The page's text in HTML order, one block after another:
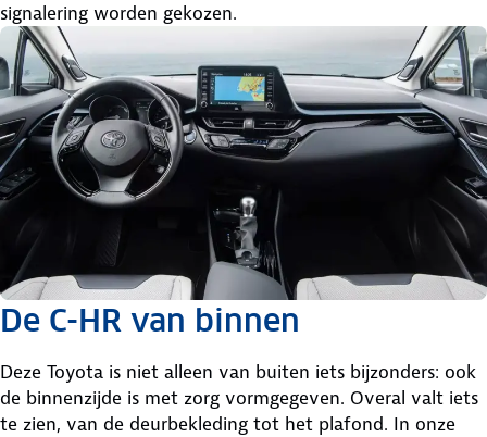
signalering worden gekozen.
De C-HR van binnen
Deze Toyota is niet alleen van buiten iets bijzonders: ook
de binnenzijde is met zorg vormgegeven. Overal valt iets
te zien, van de deurbekleding tot het plafond. In onze